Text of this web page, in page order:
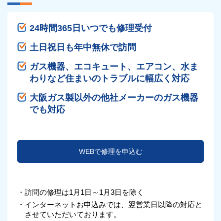
24時間365日いつでも修理受付
土日祝日も年中無休で訪問
ガス機器、エコキュート、エアコン、水ま
わりなど住まいのトラブルに幅広く対応
大阪ガス製以外の他社メーカーのガス機器
でも対応
WEBで修理を申込む
・訪問の修理は1月1日～1月3日を除く
・インターネットお申込みでは、翌営業日以降の対応と
させていただいております。